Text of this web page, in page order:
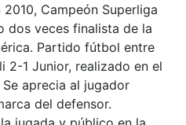
Campeón Superliga
dos veces finalista de la
Partido fútbol entre
2-1 Junior, realizado en el
aprecia al jugador
del defensor.